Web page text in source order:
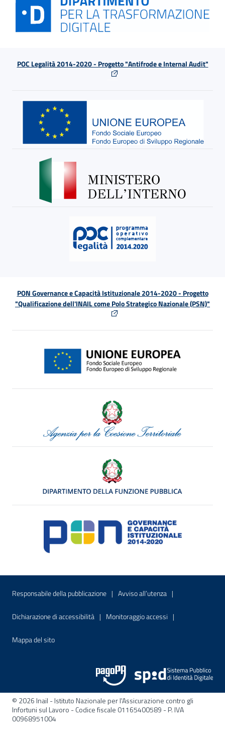
POC Legalità 2014-2020 - Progetto "Antifrode e Internal Audit"
PON Governance e Capacità Istituzionale 2014-2020 - Progetto
"Qualificazione dell'INAIL come Polo Strategico Nazionale (PSN)"
Menu di servizio
Responsabile della pubblicazione Sito interno - Apre in una nuova
Avviso all’utenza Sito interno -
Dichiarazione di accessibilità Sito interno - Apre in una nuova finestra
Monitoraggio accessi Sito interno -
Mappa del sitoSito interno - Apre nella stessa finestra
© 2026 Inail - Istituto Nazionale per l'Assicurazione contro gli
Infortuni sul Lavoro - Codice fiscale 01165400589 - P. IVA
00968951004